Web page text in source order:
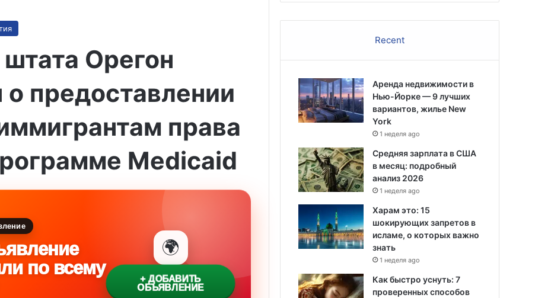
Орегон
о предоставлении
права
Medicaid
по всему
🌍
+ ДОБАВИТЬ
ОБЪЯВЛЕНИЕ
Recent
Аренда недвижимости в
Нью-Йорке — 9 лучших
вариантов, жилье New
York
1 неделя ago
Средняя зарплата в США
в месяц: подробный
анализ 2026
1 неделя ago
Харам это: 15
шокирующих запретов в
исламе, о которых важно
знать
1 неделя ago
Как быстро уснуть: 7
проверенных способов